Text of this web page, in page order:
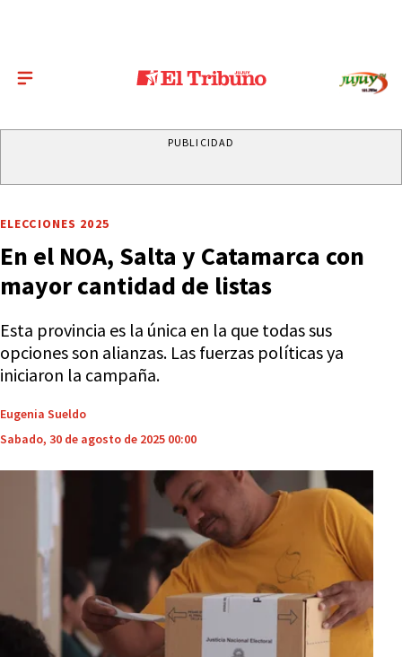
PUBLICIDAD
ELECCIONES 2025
En el NOA, Salta y Catamarca con
mayor cantidad de listas
Esta provincia es la única en la que todas sus
opciones son alianzas. Las fuerzas políticas ya
iniciaron la campaña.
Eugenia Sueldo
Sabado, 30 de agosto de 2025 00:00